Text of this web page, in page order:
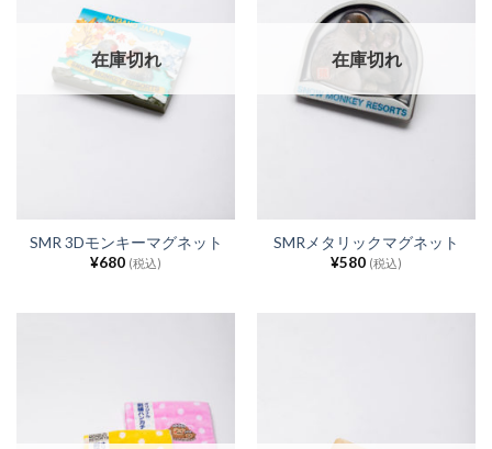
在庫切れ
SMR 3Dモンキーマグネット
¥680 (税込)
在庫切れ
SMRメタリックマグネット
¥580 (税込)